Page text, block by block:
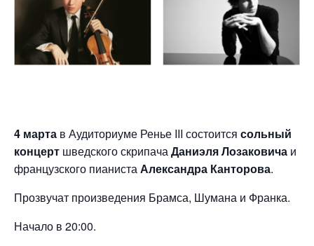
4 марта в Аудиториуме Ренье III состоится сольный
концерт шведского скрипачаДаниэля Лозаковича и
французского пианистаАлександра Канторова.
Прозвучат произведения Брамса, Шумана и Франка.
Начало в 20:00.